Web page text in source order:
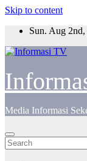
Skip to content
Sun. Aug
Media Informasi